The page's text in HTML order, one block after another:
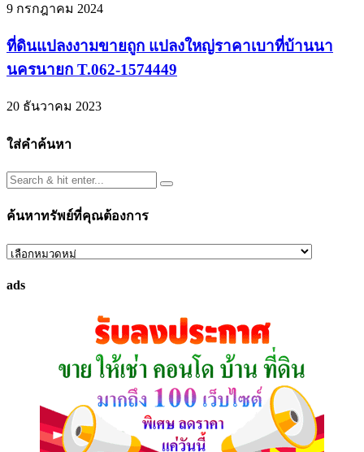
9 กรกฎาคม 2024
ที่ดินแปลงงามขายถูก แปลงใหญ่ราคาเบาที่บ้านนา
นครนายก T.062-1574449
20 ธันวาคม 2023
ใส่คำค้นหา
ค้นหาทรัพย์ที่คุณต้องการ
ค้นหา
ที่
ads